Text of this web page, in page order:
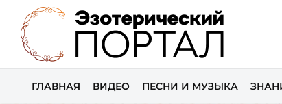
ГЛАВНАЯ ВИДЕО ПЕСНИ И МУЗЫКА